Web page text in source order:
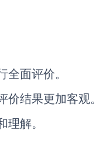
面评价。
结果更加客观。
解。